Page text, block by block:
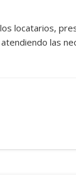
locatarios,
las